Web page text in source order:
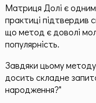
Призначення по
Матриця, як
Пасивне
Ресурсні статті
Родові програми
Матриця Долі є одним
практиці підтвердив
що метод є доволі
популярність.
Завдяки цьому
досить складне
народження?"